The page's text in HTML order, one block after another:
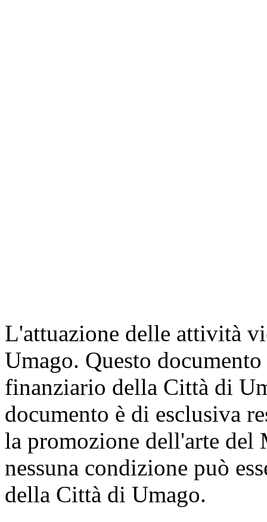
L'attuazione delle attività
Umago. Questo
finanziario della Città di
documento è di esclusiva
la promozione dell'arte del
nessuna condizione può
della Città di Umago.